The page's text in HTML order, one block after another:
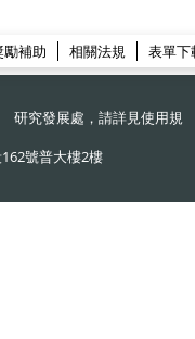
勵補助 相關法規 表單下
研究發展處，請詳見使用規
號普大樓2樓